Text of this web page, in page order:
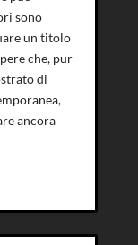
sono
un titolo
che, pur
di
ancora